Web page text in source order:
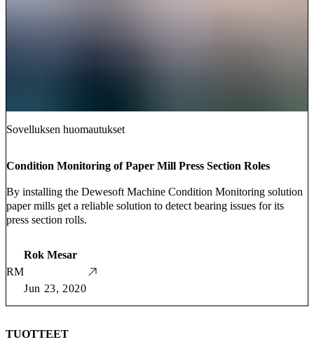
Sovelluksen huomautukset
Condition Monitoring of Paper Mill Press Section Roles
By installing the Dewesoft Machine Condition Monitoring solution
paper mills get a reliable solution to detect bearing issues for its
press section rolls.
RM
Rok Mesar
Jun 23, 2020
TUOTTEET